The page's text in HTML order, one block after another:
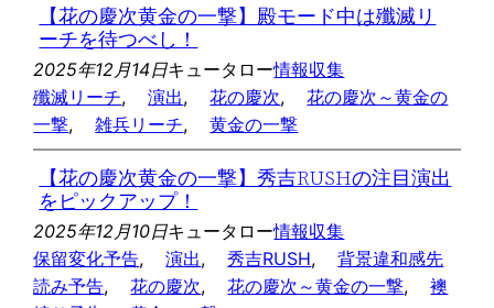
【花の慶次黄金の一撃】殿モード中は殲滅リ
ーチを待つべし！
2025年12月14日キュータロー情報収集
殲滅リーチ, 演出, 花の慶次,
花の慶次～黄金の
一撃, 雑兵リーチ, 黄金の一撃
【花の慶次黄金の一撃】秀吉RUSHの注目演出
をピックアップ！
2025年12月10日キュータロー情報収集
保留変化予告, 演出, 秀吉RUSH,
背景違和感先
読み予告, 花の慶次, 花の慶次～黄金の一撃,
襖